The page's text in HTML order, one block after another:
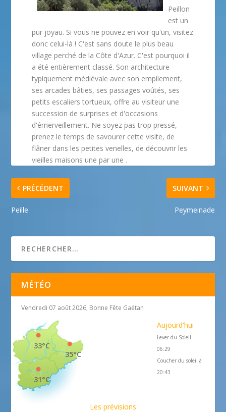
Peillon
est un
pur joyau. Si vous ne pouvez en voir qu'un, visitez
donc celui-là ! C'est sans doute le plus beau
village perché de la Côte d'Azur. C'est pourquoi il
a été entièrement classé. Son architecture
typiquement médiévale avec son empilement,
ses arcades bâties, ses passages voûtés, ses
petits escaliers tortueux, offre au visiteur une
succession de surprises et d'occasions
d'émerveillement. Ne soyez pas trop pressé,
prenez le temps de savourer cette visite, de
flâner dans les petites venelles, de découvrir les
vieilles maisons une par une .
PRÉCÉDENT
Peille
SUIVANT
Peymeinade
MÉTÉO
Vendredi 07 août 2026, Bonne Fête Gaétan
35°C
33°C
31°C
Aujourd'hui
Lever du Soleil
06:29
Coucher du soleil à
20:43
Les prévisions